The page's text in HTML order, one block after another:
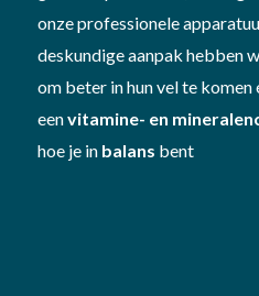
onze professionele
deskundige aanpak hebben
om beter in hun vel te komen
eenvitamine- en
hoe je in balans bent